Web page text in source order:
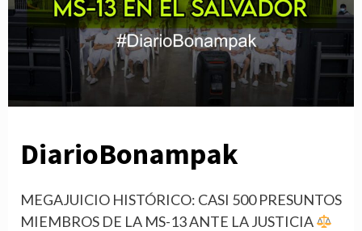
DiarioBonampak
MEGAJUICIO HISTÓRICO: CASI 500 PRESUNTOS
MIEMBROS DE LA MS-13 ANTE LA JUSTICIA